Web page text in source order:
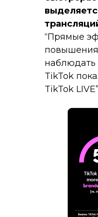
“Прямые
повышения
TikTok
TikTok